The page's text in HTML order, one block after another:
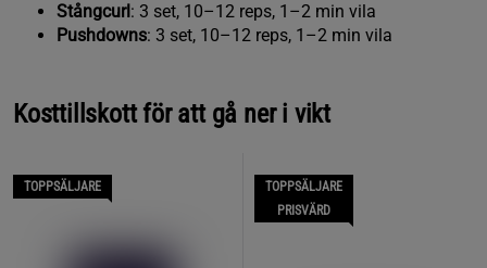
Stångcurl: 3 set, 10–12 reps, 1–2 min vila
Pushdowns: 3 set, 10–12 reps, 1–2 min vila
Kosttillskott för att gå ner i vikt
TOPPSÄLJARE
TOPPSÄLJARE
PRISVÄRD